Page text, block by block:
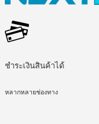
ชำระเงินสินค้าได้
หลากหลายช่องทาง